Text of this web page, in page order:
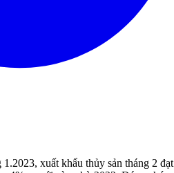
xuất khẩu thủy sản tháng 2 đạt